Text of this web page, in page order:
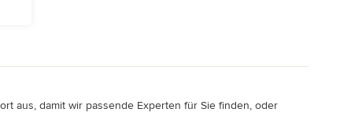
aus, damit wir passende Experten für Sie finden, oder